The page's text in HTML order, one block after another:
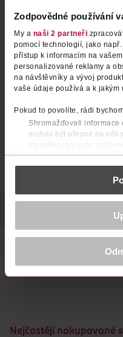
Zodpovědné používání
My a naši 2 partneři
pomocí technologií, jako
přístup k informacím na
personalizované reklamy a
na návštěvníky a vývoj
vaše údaje používá a k jakým
Pokud to povolíte, rádi
Shromažďovali
mohou být přesné na
Identifikovali vaše
konkrétní charakteristiky
Zjistěte více o tom, jak
části s
K provozu stránek,
médií, analýze návštěvnosti,
Více najdete vprohlášení o
Děkujeme za pochopení. >
Ultra sytá, ultra přesná a
15, která chrání rty před
Nejčastějí nakupované